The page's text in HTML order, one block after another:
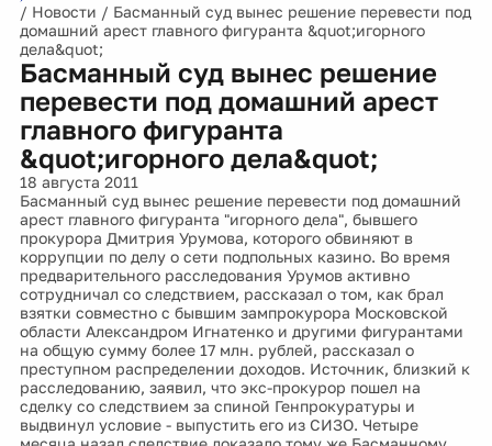
/ Новости / Басманный суд вынес решение перевести под
домашний арест главного фигуранта &quot;игорного
дела&quot;
Басманный суд вынес решение
перевести под домашний арест
главного фигуранта
&quot;игорного дела&quot;
18 августа 2011
Басманный суд вынес решение перевести под домашний
арест главного фигуранта "игорного дела", бывшего
прокурора Дмитрия Урумова, которого обвиняют в
коррупции по делу о сети подпольных казино. Во время
предварительного расследования Урумов активно
сотрудничал со следствием, рассказал о том, как брал
взятки совместно с бывшим зампрокурора Московской
области Александром Игнатенко и другими фигурантами
на общую сумму более 17 млн. рублей, рассказал о
преступном распределении доходов. Источник, близкий к
расследованию, заявил, что экс-прокурор пошел на
сделку со следствием за спиной Генпрокуратуры и
выдвинул условие - выпустить его из СИЗО. Четыре